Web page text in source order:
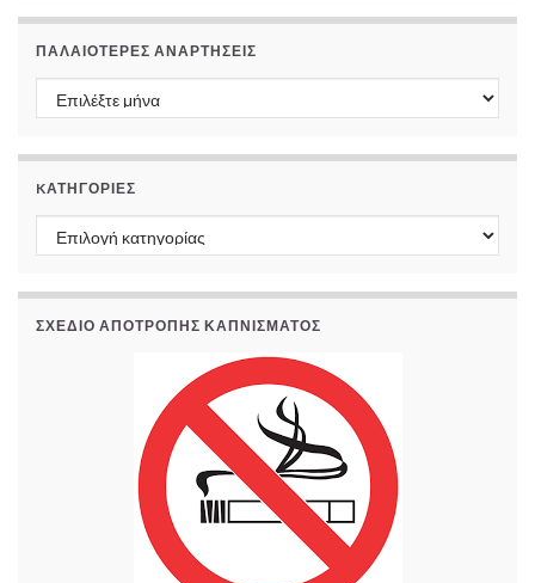
ΠΑΛΑΙΌΤΕΡΕΣ ΑΝΑΡΤΉΣΕΙΣ
Παλαιότερες αναρτήσεις
KΑΤΗΓΟΡΊΕΣ
Kατηγορίες
ΣΧΕΔΙΟ ΑΠΟΤΡΟΠΗΣ ΚΑΠΝΙΣΜΑΤΟΣ